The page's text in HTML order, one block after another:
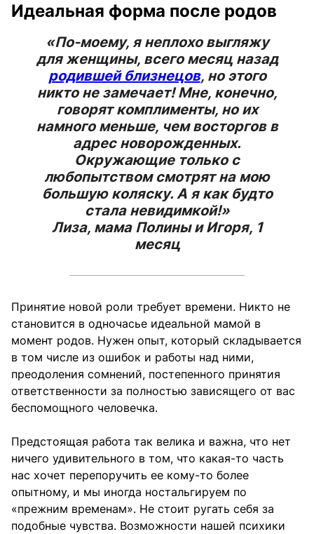
Идеальная форма после родов
«По-моему, я неплохо выгляжу
для женщины, всего месяц назад
родившей близнецов, но этого
никто не замечает! Мне, конечно,
говорят комплименты, но их
намного меньше, чем восторгов в
адрес новорожденных.
Окружающие только с
любопытством смотрят на мою
большую коляску. А я как будто
стала невидимкой!»
Лиза, мама Полины и Игоря, 1
месяц
Принятие новой роли требует времени. Никто не
становится в одночасье идеальной мамой в
момент родов. Нужен опыт, который складывается
в том числе из ошибок и работы над ними,
преодоления сомнений, постепенного принятия
ответственности за полностью зависящего от вас
беспомощного человечка.
Предстоящая работа так велика и важна, что нет
ничего удивительного в том, что какая-то часть
нас хочет перепоручить ее кому-то более
опытному, и мы иногда ностальгируем по
«прежним временам». Не стоит ругать себя за
подобные чувства. Возможности нашей психики